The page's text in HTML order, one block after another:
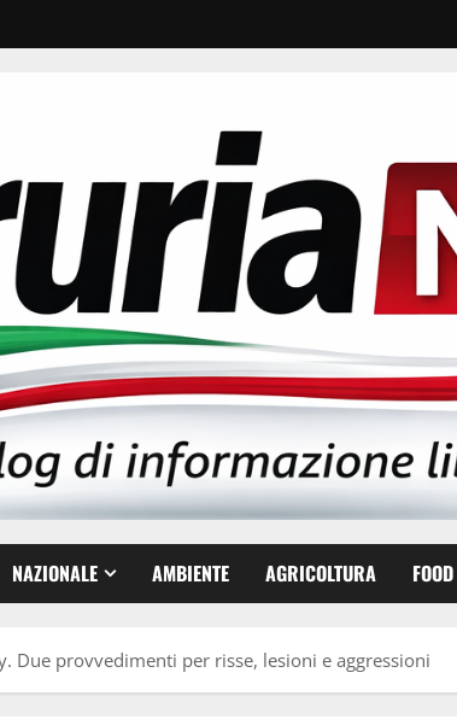
NAZIONALE AMBIENTE AGRICOLTURA
Due provvedimenti per risse, lesioni e aggressioni